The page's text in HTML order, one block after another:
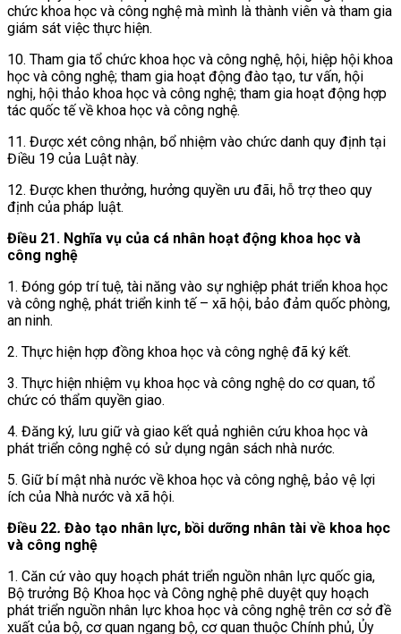
chức khoa học và công nghệ mà mình là thành viên và tham gia
giám sát việc thực hiện.
10. Tham gia tổ chức khoa học và công nghệ, hội, hiệp hội khoa
học và công nghệ; tham gia hoạt động đào tạo, tư vấn, hội
nghị, hội thảo khoa học và công nghệ; tham gia hoạt động hợp
tác quốc tế về khoa học và công nghệ.
11. Được xét công nhận, bổ nhiệm vào chức danh quy định tại
Điều 19 của Luật này.
12. Được khen thưởng, hưởng quyền ưu đãi, hỗ trợ theo quy
định của pháp luật.
Điều 21. Nghĩa vụ của cá nhân hoạt động khoa học và
công nghệ
1. Đóng góp trí tuệ, tài năng vào sự nghiệp phát triển khoa học
và công nghệ, phát triển kinh tế – xã hội, bảo đảm quốc phòng,
an ninh.
2. Thực hiện hợp đồng khoa học và công nghệ đã ký kết.
3. Thực hiện nhiệm vụ khoa học và công nghệ do cơ quan, tổ
chức có thẩm quyền giao.
4. Đăng ký, lưu giữ và giao kết quả nghiên cứu khoa học và
phát triển công nghệ có sử dụng ngân sách nhà nước.
5. Giữ bí mật nhà nước về khoa học và công nghệ, bảo vệ lợi
ích của Nhà nước và xã hội.
Điều 22. Đào tạo nhân lực, bồi dưỡng nhân tài về khoa học
và công nghệ
1. Căn cứ vào quy hoạch phát triển nguồn nhân lực quốc gia,
Bộ trưởng Bộ Khoa học và Công nghệ phê duyệt quy hoạch
phát triển nguồn nhân lực khoa học và công nghệ trên cơ sở đề
xuất của bộ, cơ quan ngang bộ, cơ quan thuộc Chính phủ, Ủy